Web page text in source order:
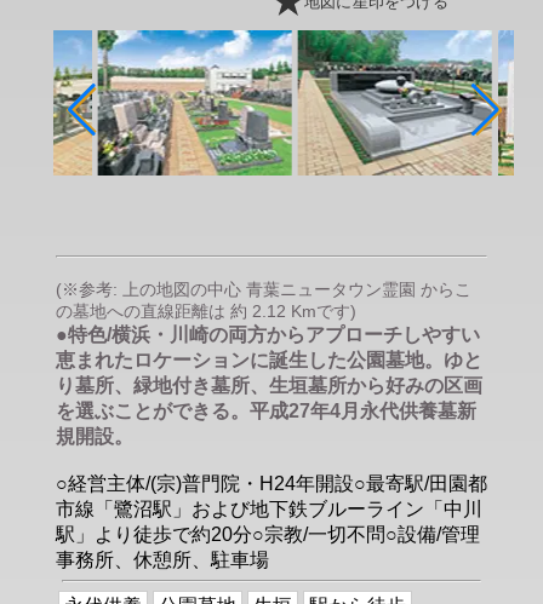
(※参考: 上の地図の中心 青葉ニュータウン霊園 からこ
の墓地への直線距離は 約 2.12 Kmです)
●特色/横浜・川崎の両方からアプローチしやすい
恵まれたロケーションに誕生した公園墓地。ゆと
り墓所、緑地付き墓所、生垣墓所から好みの区画
を選ぶことができる。平成27年4月永代供養墓新
規開設。
○経営主体/(宗)普門院・H24年開設○最寄駅/田園都
市線「鷺沼駅」および地下鉄ブルーライン「中川
駅」より徒歩で約20分○宗教/一切不問○設備/管理
事務所、休憩所、駐車場